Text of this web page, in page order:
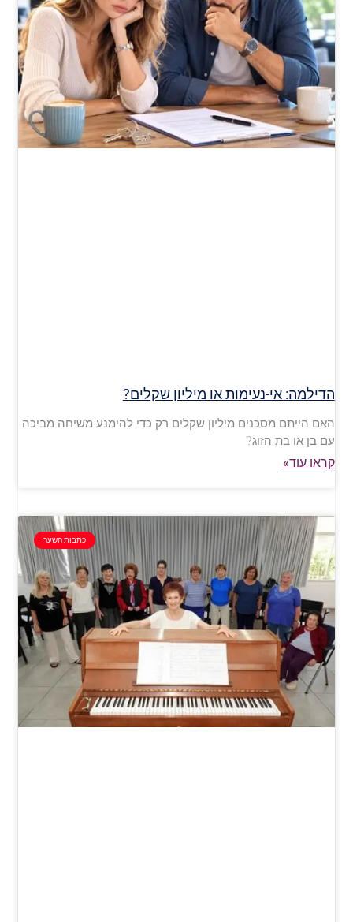
הדילמה: אי-נעימות או מיליון שקלים?
האם הייתם מסכנים מיליון שקלים רק כדי להימנע משיחה מביכה
עם בן או בת הזוג?
קראו עוד»
כתבות השער